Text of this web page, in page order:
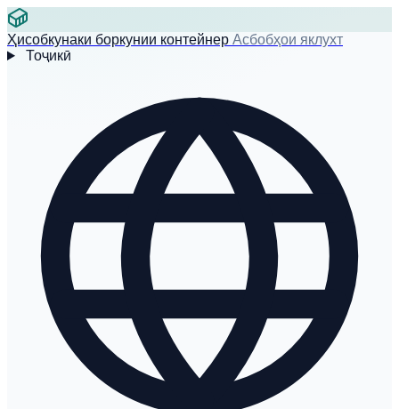
Ҳисобкунаки боркунии контейнер Асбобҳои яклухт
Тоҷикӣ